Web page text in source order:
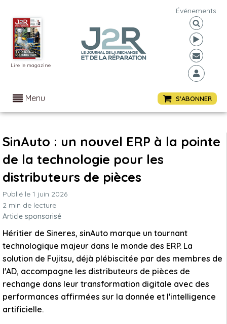
Lire le magazine
Événements
Menu S'ABONNER
SinAuto : un nouvel ERP à la pointe
de la technologie pour les
distributeurs de pièces
Publié le 1 juin 2026
2 min de lecture
Article sponsorisé
Héritier de Sineres, sinAuto marque un tournant
technologique majeur dans le monde des ERP. La
solution de Fujitsu, déjà plébiscitée par des membres de
l'AD, accompagne les distributeurs de pièces de
rechange dans leur transformation digitale avec des
performances affirmées sur la donnée et l'intelligence
artificielle.